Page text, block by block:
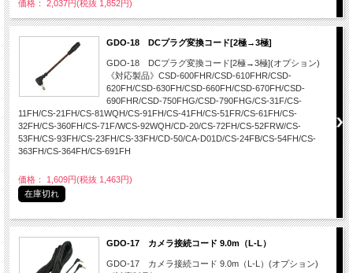
価格： 2,037円(税抜 1,852円)
GDO-18 DCプラグ変換コード[2極→3極]
GDO-18 DCプラグ変換コード[2極→3極](オプション)
《対応製品》CSD-600FHR/CSD-610FHR/CSD-
620FH/CSD-630FH/CSD-660FH/CSD-670FH/CSD-
690FHR/CSD-750FHG/CSD-790FHG/CS-31F/CS-
11FH/CS-21FH/CS-81WQH/CS-91FH/CS-41FH/CS-51FR/CS-61FH/CS-
32FH/CS-360FH/CS-71F/WCS-92WQH/CD-20/CS-72FH/CS-52FRW/CS-
53FH/CS-93FH/CS-23FH/CS-33FH/CD-50/CA-D01D/CS-24FB/CS-54FH/CS-
363FH/CS-364FH/CS-691FH
価格： 1,609円(税抜 1,463円)
在庫切れ
GDO-17 カメラ接続コード 9.0m（L-L）
GDO-17 カメラ接続コード 9.0m（L-L）(オプション)